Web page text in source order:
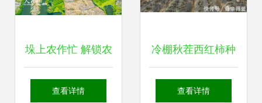
垛上农作忙 解锁农
业种植技术的新维
查看详情
冷棚秋茬西红柿种
植关键技术详解
查看详情